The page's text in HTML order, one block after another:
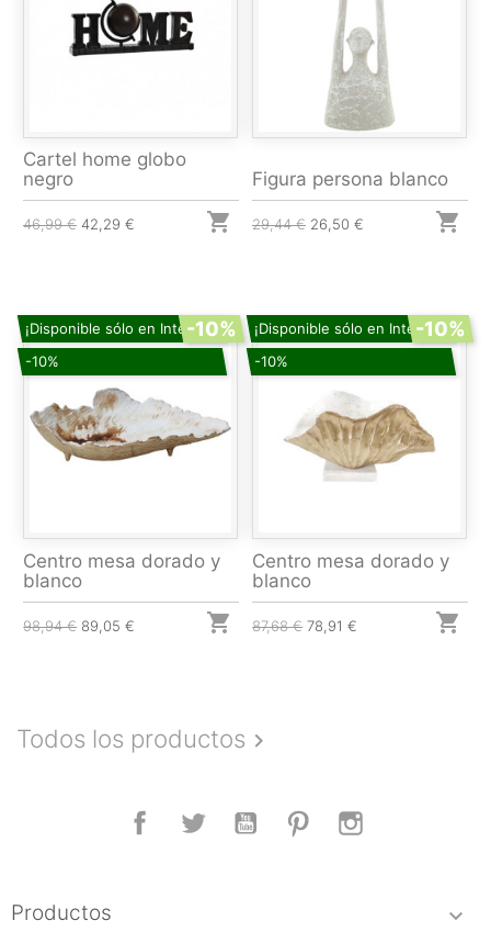
Cartel home globo
negro
46,99 € 42,29 € 
Figura persona blanco
29,44 € 26,50 € 
¡Disponible sólo en Internet!
-10%
-10%
Centro mesa dorado y
blanco
98,94 € 89,05 € 
¡Disponible sólo en Internet!
-10%
-10%
Centro mesa dorado y
blanco
87,68 € 78,91 € 
Todos los productos 
FacebookTwitter YouTube Pinterest
Productos 